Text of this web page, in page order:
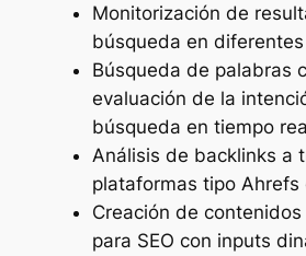
Monitorización de
búsqueda en
Búsqueda de palabras
evaluación de la
búsqueda en tiempo
Análisis de backlinks a
plataformas tipo Ahrefs
Creación de
para SEO con inputs